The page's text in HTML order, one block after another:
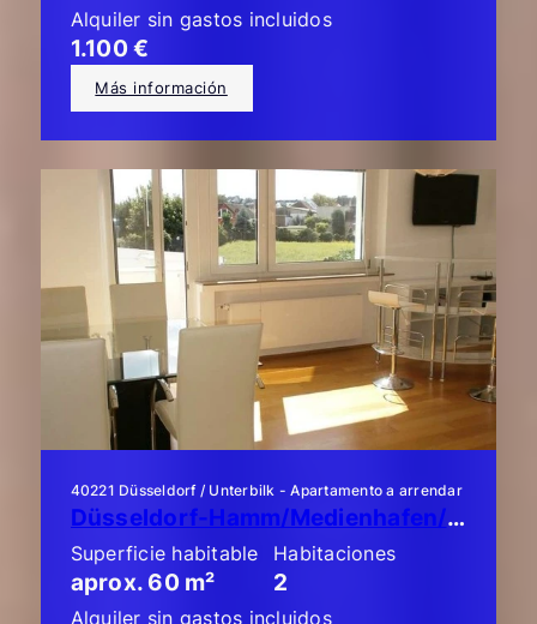
Alquiler sin gastos incluidos
1.100 €
Más información
40221 Düsseldorf / Unterbilk - Apartamento a arrendar
Düsseldorf-Hamm/Medienhafen/Unterbilk: ¡Piso de lujo de 2 habitaciones!
Superficie habitable
aprox. 60 m²
Habitaciones
2
Alquiler sin gastos incluidos